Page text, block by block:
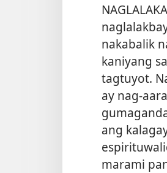
nakabalik
kaniyang
tagtuyot.
ay nag-
ang
marami